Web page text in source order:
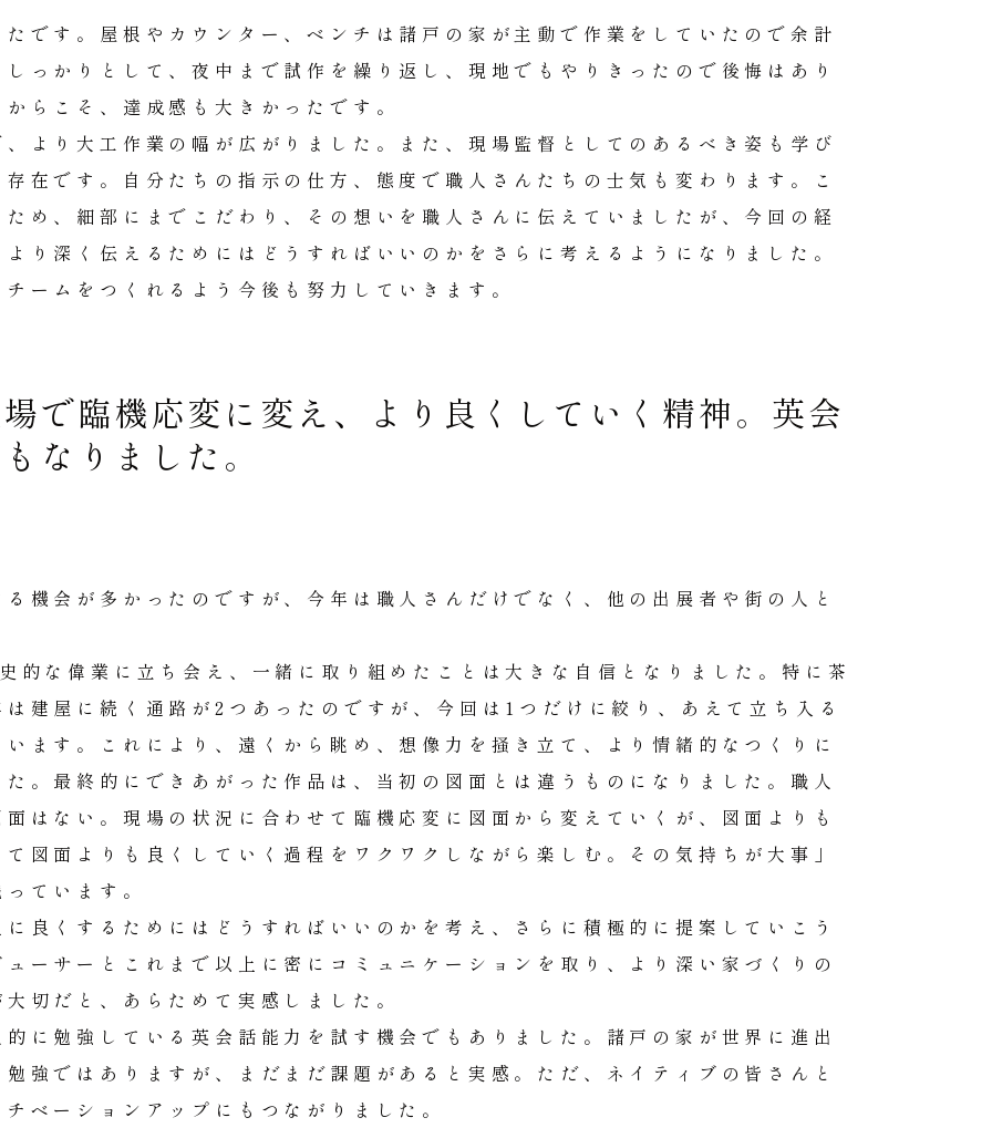
です。屋根やカウンター、ベンチは諸戸の家が主動で作業をしていたので余計
っかりとして、夜中まで試作を繰り返し、現地でもやりきったので後悔はあり
らこそ、達成感も大きかったです。
より大工作業の幅が広がりました。また、現場監督としてのあるべき姿も学び
在です。自分たちの指示の仕方、態度で職人さんたちの士気も変わります。こ
め、細部にまでこだわり、その想いを職人さんに伝えていましたが、今回の経
り深く伝えるためにはどうすればいいのかをさらに考えるようになりました。
ームをつくれるよう今後も努力していきます。
で臨機応変に変え、より良くしていく精神。英会
なりました。
機会が多かったのですが、今年は職人さんだけでなく、他の出展者や街の人と
的な偉業に立ち会え、一緒に取り組めたことは大きな自信となりました。特に茶
建屋に続く通路が2つあったのですが、今回は1つだけに絞り、あえて立ち入る
ます。これにより、遠くから眺め、想像力を掻き立て、より情緒的なつくりに
。最終的にできあがった作品は、当初の図面とは違うものになりました。職人
はない。現場の状況に合わせて臨機応変に図面から変えていくが、図面よりも
図面よりも良くしていく過程をワクワクしながら楽しむ。その気持ちが大事」
ています。
良くするためにはどうすればいいのかを考え、さらに積極的に提案していこう
ーサーとこれまで以上に密にコミュニケーションを取り、より深い家づくりの
切だと、あらためて実感しました。
に勉強している英会話能力を試す機会でもありました。諸戸の家が世界に進出
強ではありますが、まだまだ課題があると実感。ただ、ネイティブの皆さんと
ベーションアップにもつながりました。